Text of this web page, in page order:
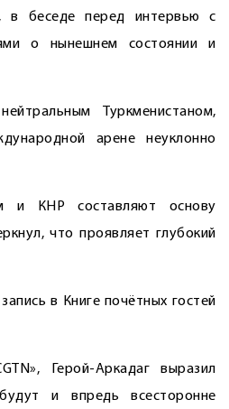
в беседе перед интервью с
о нынешнем состоянии и
Туркменистаном,
арене неуклонно
и КНР составляют основу
что проявляет глубокий
в Книге почётных гостей
Герой-Аркадаг выразил
и впредь всесторонне